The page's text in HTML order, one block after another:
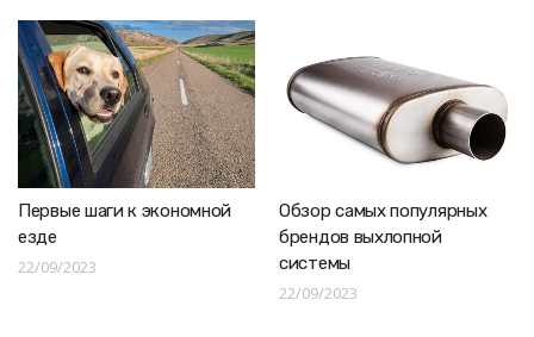
Первые шаги к экономной
езде
22/09/2023
Обзор самых популярных
брендов выхлопной
системы
22/09/2023